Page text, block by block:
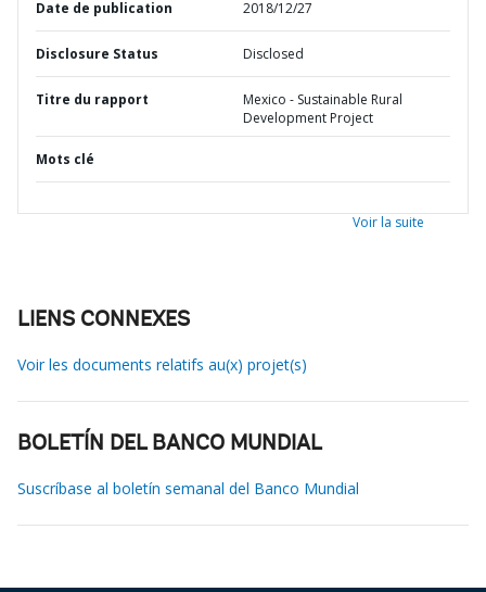
Date de publication 2018/12/27
Disclosure Status Disclosed
Titre du rapport
Mexico - Sustainable Rural
Development Project
Mots clé
Voir la suite
LIENS CONNEXES
Voir les documents relatifs au(x) projet(s)
BOLETÍN DEL BANCO MUNDIAL
Suscríbase al boletín semanal del Banco Mundial